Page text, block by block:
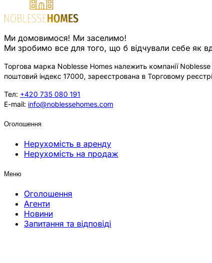
Ми домовимося! Ми заселимо!
Ми зробимо все для того, що б відчували себе як
Торгова марка Noblesse Homes належить компанії
поштовий індекс 17000, зареєстрована в Торговому
Тел: +420 735 080 191
E-mail: info@noblessehomes.com
Оголошення
Нерухомість в аренду
Нерухомість на продаж
Меню
Оголошення
Агенти
Новини
Запитання та відповіді